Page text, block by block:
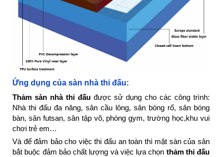
Ứng dụng của sàn nhà thi đấu:
Thảm sàn nhà thi đấuđược sử dụng cho các công trình:
Nhà thi đấu đa năng, sân cầu lông, sân bóng rổ, sân bóng
bàn, sân futsan, sân tập võ, phòng gym, trường học,khu vui
chơi trẻ em…
Và để đảm bảo cho việc thi đấu an toàn thì mặt sàn của sân
bắt buộc đảm bảo chất lượng và việc lựa chọn thảm thi đấu